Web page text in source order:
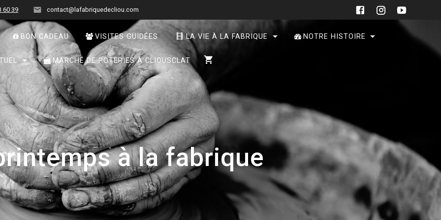
60 39 contact@lafabriquedecliou.com
BON CADEAU VISITES GUIDÉES LA VIE À LA FABRIQUE NOTRE HISTOIRE
MARCHÉ DE POTERIES À CLIOUSCLAT
à la fabrique